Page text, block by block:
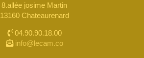
8.allée josime Martin
13160 Chateaurenard
04.90.90.18.00
info@lecam.co